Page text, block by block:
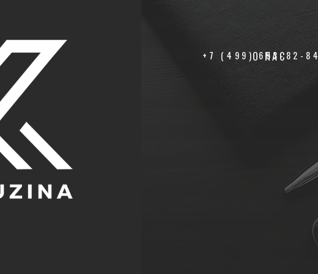
+7 (499) 653-82-84
О НАС